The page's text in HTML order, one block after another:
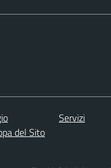
Servizi
del Sito